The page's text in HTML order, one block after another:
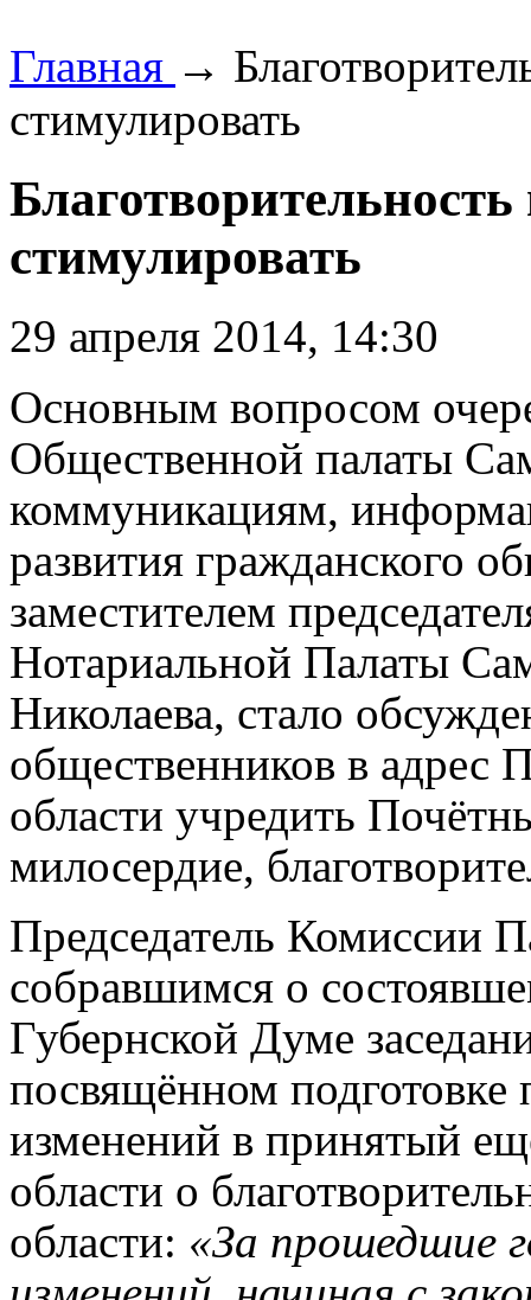
Главная →
стимулировать
стимулировать
29 апреля 2014, 14:30
Основным вопросом
Общественной палаты
коммуникациям,
развития гражданского
заместителем
Нотариальной Палаты
Николаева, стало
общественников в адрес
области учредить
милосердие,
Председатель Комиссии
собравшимся о
Губернской Думе
посвящённом
изменений в принятый
области о
области: «За прошедшие